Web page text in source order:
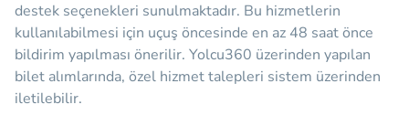
destek seçenekleri sunulmaktadır. Bu hizmetlerin
kullanılabilmesi için uçuş öncesinde en az 48 saat önce
bildirim yapılması önerilir. Yolcu360 üzerinden yapılan
bilet alımlarında, özel hizmet talepleri sistem üzerinden
iletilebilir.